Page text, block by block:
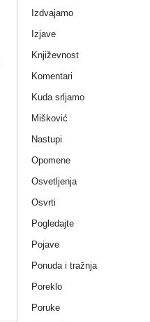
Izdvajamo
Izjave
Književnost
Komentari
Kuda srljamo
Mišković
Nastupi
Opomene
Osvetljenja
Osvrti
Pogledajte
Pojave
Ponuda i tražnja
Poreklo
Poruke